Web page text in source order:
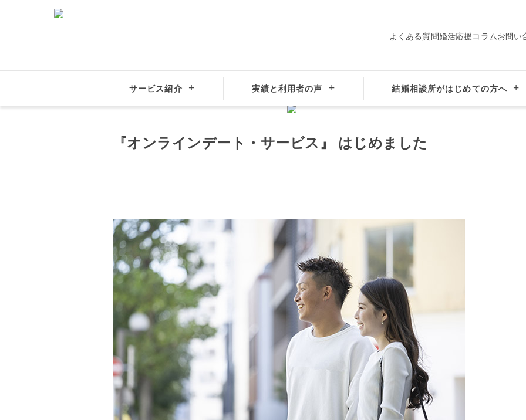
よくある質問婚活応援コラム お問い
サービス紹介 実績と利用者の声 結婚相談所がはじめての方へ
お知らせ 『オンラインデート・サービス』 はじめました
『オンラインデート・サービス』 はじめました